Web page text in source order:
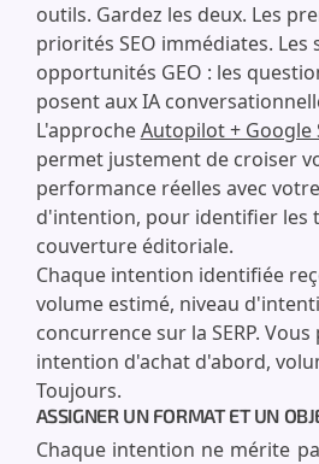
outils. Gardez les deux. Les
priorités SEO immédiates. Les
opportunités GEO : les
posent aux IA
L'approcheAutopilot + Google
permet justement de croiser
performance réelles avec
d'intention, pour identifier les
couverture éditoriale.
Chaque intention identifiée
volume estimé, niveau
concurrence sur la SERP.
intention d'achat d'abord,
Toujours.
ASSIGNER UN FORMAT ET UN
Chaque intention ne mérite